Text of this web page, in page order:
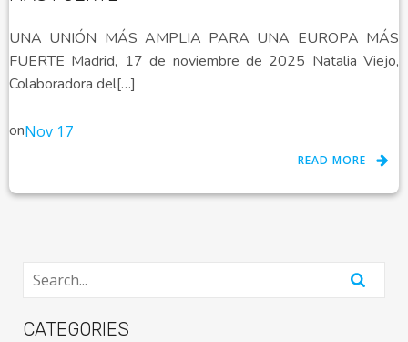
UNA UNIÓN MÁS AMPLIA PARA UNA EUROPA MÁS
FUERTE Madrid, 17 de noviembre de 2025 Natalia Viejo,
Colaboradora del[…]
onNov 17
READ MORE
CATEGORIES